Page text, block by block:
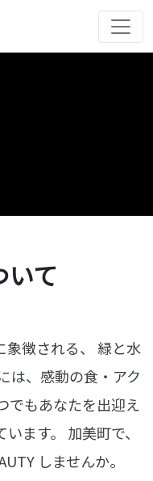
いて
徴される、
緑と水
は、感動の食・アク
でもあなたを出迎え
ます。
加美町で、
しませんか。